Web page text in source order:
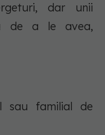
dar unii
de a le avea,
sau familial de